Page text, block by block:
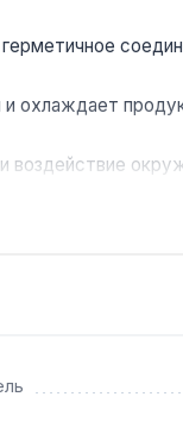
охлаждает
воздействие
моделей